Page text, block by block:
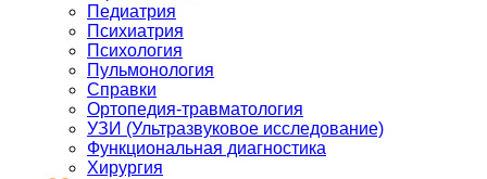
Педиатрия
Психиатрия
Психология
Пульмонология
Справки
Ортопедия-травматология
УЗИ (Ультразвуковое исследование)
Функциональная диагностика
Хирургия